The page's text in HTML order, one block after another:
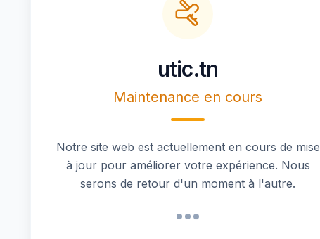
utic.tn
Maintenance en cours
Notre site web est actuellement en cours de mise
à jour pour améliorer votre expérience. Nous
serons de retour d'un moment à l'autre.